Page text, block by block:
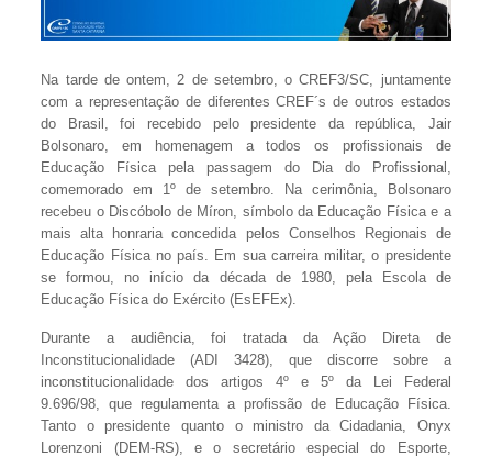
Na tarde de ontem, 2 de setembro, o CREF3/SC, juntamente
com a representação de diferentes CREF´s de outros estados
do Brasil, foi recebido pelo presidente da república, Jair
Bolsonaro, em homenagem a todos os profissionais de
Educação Física pela passagem do Dia do Profissional,
comemorado em 1º de setembro. Na cerimônia, Bolsonaro
recebeu o Discóbolo de Míron, símbolo da Educação Física e a
mais alta honraria concedida pelos Conselhos Regionais de
Educação Física no país. Em sua carreira militar, o presidente
se formou, no início da década de 1980, pela Escola de
Educação Física do Exército (EsEFEx).
Durante a audiência, foi tratada da Ação Direta de
Inconstitucionalidade (ADI 3428), que discorre sobre a
inconstitucionalidade dos artigos 4º e 5º da Lei Federal
9.696/98, que regulamenta a profissão de Educação Física.
Tanto o presidente quanto o ministro da Cidadania, Onyx
Lorenzoni (DEM-RS), e o secretário especial do Esporte,